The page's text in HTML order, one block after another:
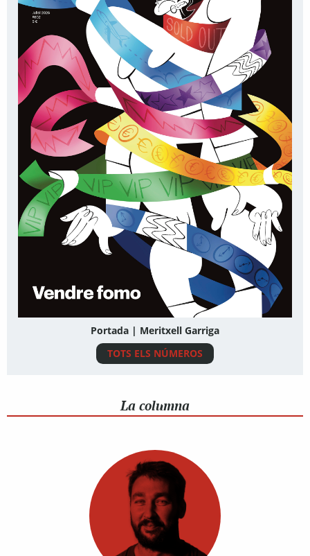
Portada | Meritxell Garriga
TOTS ELS NÚMEROS
La columna